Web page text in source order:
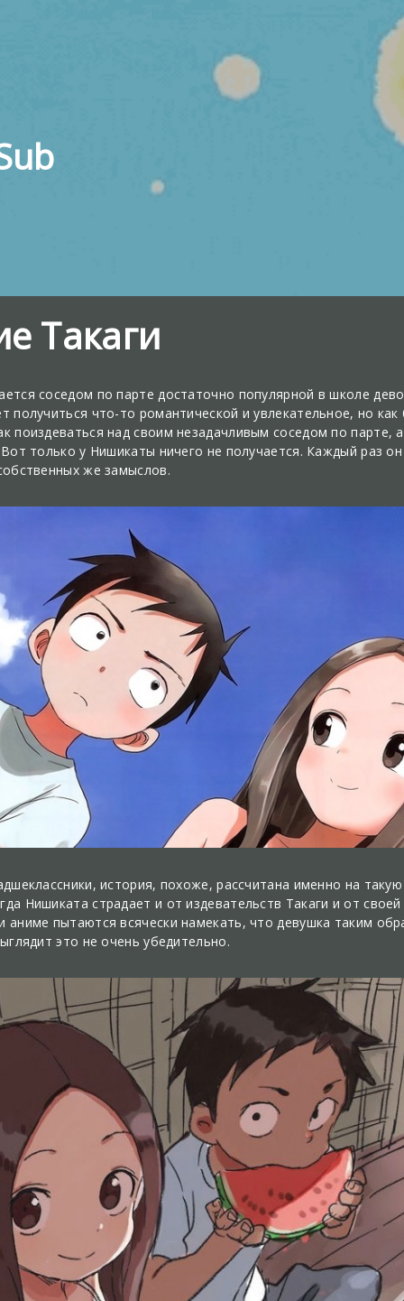
Такаги
соседом по парте достаточно популярной в школе
получиться что-то романтической и увлекательное, но как
поиздеваться над своим незадачливым соседом по парте,
только у Нишикаты ничего не получается. Каждый раз
же замыслов.
история, похоже, рассчитана именно на
Нишиката страдает и от издевательств Такаги и от
аниме пытаются всячески намекать, что девушка таким
это не очень убедительно.